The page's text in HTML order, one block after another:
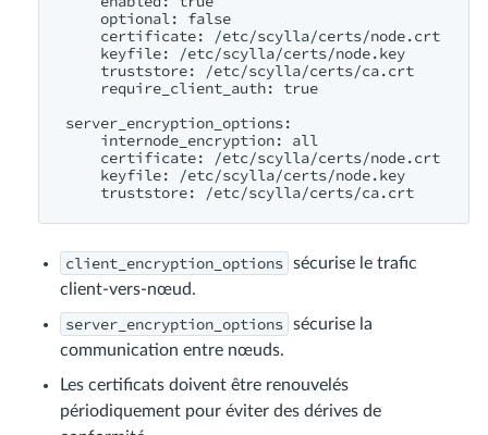
    optional: false
    certificate: /etc/scylla/certs/node.crt
    keyfile: /etc/scylla/certs/node.key
    truststore: /etc/scylla/certs/ca.crt
    require_client_auth: true
server_encryption_options:
    internode_encryption: all
    certificate: /etc/scylla/certs/node.crt
    keyfile: /etc/scylla/certs/node.key
client_encryption_options sécurise le trafic
client-vers-nœud.
server_encryption_options sécurise la
communication entre nœuds.
Les certificats doivent être renouvelés
périodiquement pour éviter des dérives de